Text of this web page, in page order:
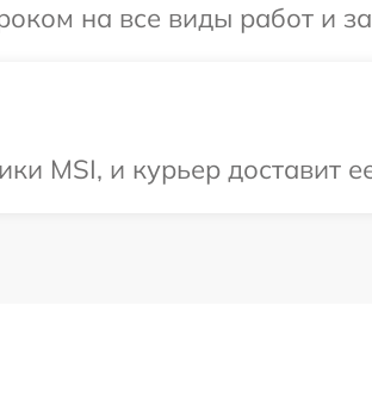
на все виды работ и
MSI, и курьер доставит